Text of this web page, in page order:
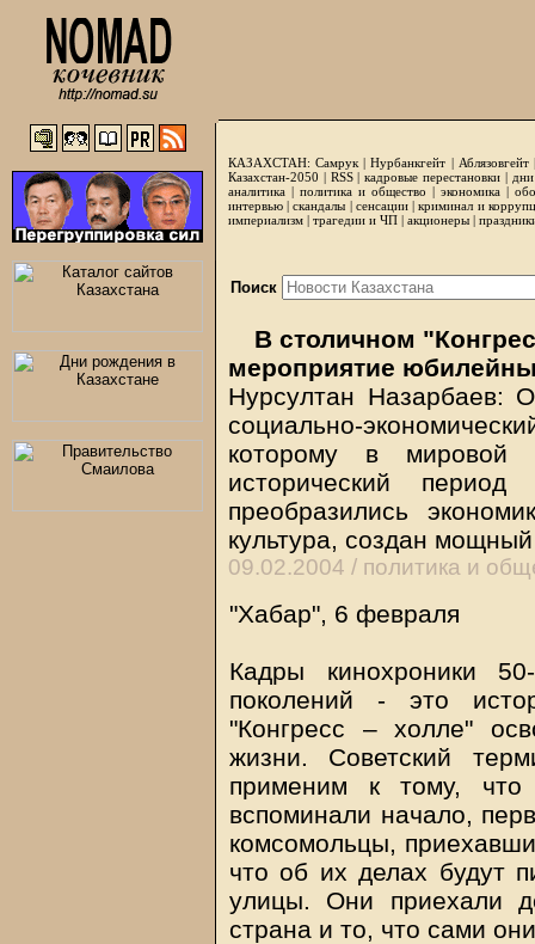
КАЗАХСТАН: Самрук |Нурбанкгейт | Аблязовгейт
Казахстан-2050 | RSS|кадровые перестановки|
аналитика | политика и общество | экономика |
интервью |скандалы | сенсации|криминал и
империализм | трагедии и ЧП | акционеры |
Поиск
В столичном
мероприятие
Нурсултан Назарбаев:
социально-
которому в
исторический
преобразились
культура, создан
09.02.2004 / политика и
"Хабар", 6 февраля
Кадры кинохроники
поколений - это
"Конгресс – холле"
жизни. Советский
применим к тому,
вспоминали начало,
комсомольцы,
что об их делах будут
улицы. Они приехали
страна и то, что сами